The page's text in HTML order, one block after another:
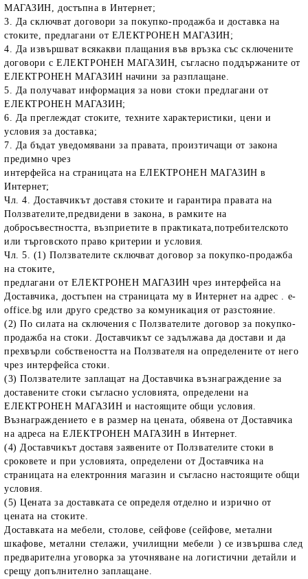
МАГАЗИН, достъпна в Интернет;
3. Да сключват договори за покупко-продажба и доставка на
стоките, предлагани от ЕЛЕКТРОНЕН МАГАЗИН;
4. Да извършват всякакви плащания във връзка със сключените
договори с ЕЛЕКТРОНЕН МАГАЗИН, съгласно поддържаните от
ЕЛЕКТРОНЕН МАГАЗИН начини за разплащане.
5. Да получават информация за нови стоки предлагани от
ЕЛЕКТРОНЕН МАГАЗИН;
6. Да преглеждат стоките, техните характеристики, цени и
условия за доставка;
7. Да бъдат уведомявани за правата, произтичащи от закона
предимно чрез
интерфейса на страницата на ЕЛЕКТРОНЕН МАГАЗИН в
Интернет;
Чл. 4. Доставчикът доставя стоките и гарантира правата на
Ползвателите,предвидени в закона, в рамките на
добросъвестността, възприетите в практиката,потребителското
или търговското право критерии и условия.
Чл. 5. (1) Ползвателите сключват договор за покупко-продажба
на стоките,
предлагани от ЕЛЕКТРОНЕН МАГАЗИН чрез интерфейса на
Доставчика, достъпен на страницата му в Интернет на адрес . e-
office.bg или друго средство за комуникация от разстояние.
(2) По силата на сключения с Ползвателите договор за покупко-
продажба на стоки. Доставчикът се задължава да достави и да
прехвърли собствеността на Ползвателя на определените от него
чрез интерфейса стоки.
(3) Ползвателите заплащат на Доставчика възнаграждение за
доставените стоки съгласно условията, определени на
ЕЛЕКТРОНЕН МАГАЗИН и настоящите общи условия.
Възнаграждението е в размер на цената, обявена от Доставчика
на адреса на ЕЛЕКТРОНЕН МАГАЗИН в Интернет.
(4) Доставчикът доставя заявените от Ползвателите стоки в
сроковете и при условията, определени от Доставчика на
страницата на електронния магазин и съгласно настоящите общи
условия.
(5)Цената за доставката се определя отделно и изрично от
цената на стоките.
Доставката на мебели, столове, сейфове (сейфове, метални
шкафове, метални стелажи, училищни мебели ) се извършва след
предварителна уговорка за уточняване на логистични детайли и
срещу допълнително заплащане.